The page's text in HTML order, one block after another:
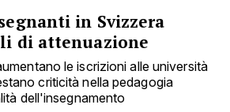
in Svizzera
di attenuazione
le iscrizioni alle università
criticità nella pedagogia
dell'insegnamento